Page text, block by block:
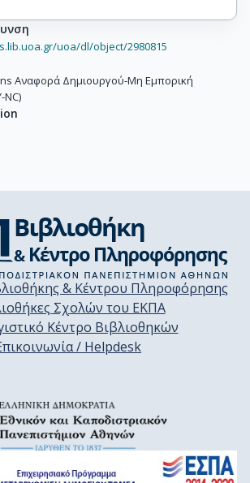
uoa/dl/object/2980815
Αναφορά Δημιουργού-Μη Εμπορική
NC)
& Κέντρου Πληροφόρησης
Σχολών του ΕΚΠΑ
Κέντρο Βιβλιοθηκών
/ Helpdesk